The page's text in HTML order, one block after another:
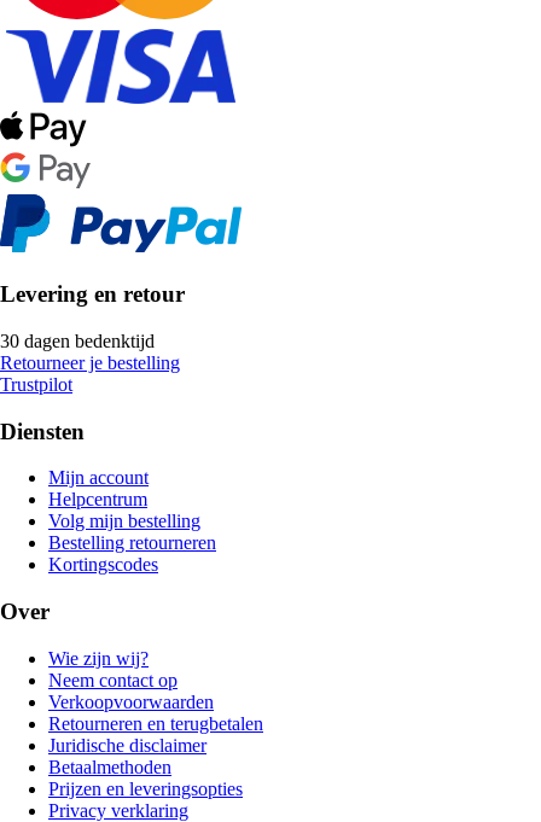
Levering en retour
30 dagen bedenktijd
Retourneer je bestelling
Trustpilot
Diensten
Mijn account
Helpcentrum
Volg mijn bestelling
Bestelling retourneren
Kortingscodes
Over
Wie zijn wij?
Neem contact op
Verkoopvoorwaarden
Retourneren en terugbetalen
Juridische disclaimer
Betaalmethoden
Prijzen en leveringsopties
Privacy verklaring